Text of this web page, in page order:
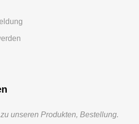
unseren Produkten, Bestellung.